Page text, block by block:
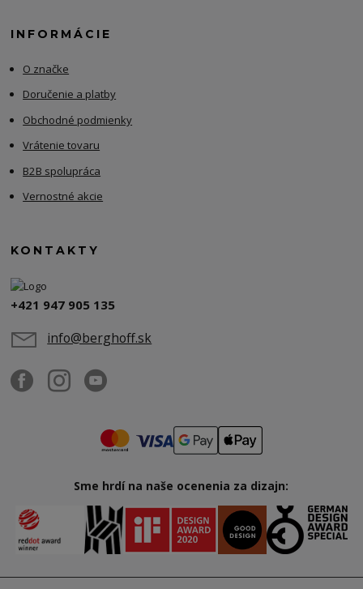
INFORMÁCIE
O značke
Doručenie a platby
Obchodné podmienky
Vrátenie tovaru
B2B spolupráca
Vernostné akcie
KONTAKTY
+421 947 905 135
info@berghoff.sk
Sme hrdí na naše ocenenia za dizajn: